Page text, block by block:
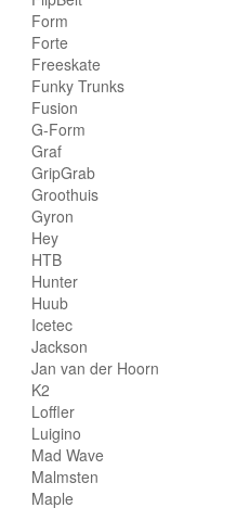
Form
Forte
Freeskate
Funky Trunks
Fusion
G-Form
Graf
GripGrab
Groothuis
Gyron
Hey
HTB
Hunter
Huub
Icetec
Jackson
Jan van der Hoorn
K2
Loffler
Luigino
Mad Wave
Malmsten
Maple